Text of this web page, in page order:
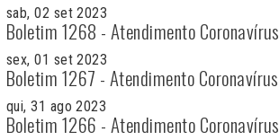
sab, 02 set 2023
Boletim 1268 - Atendimento Coronavírus
sex, 01 set 2023
Boletim 1267 - Atendimento Coronavírus
qui, 31 ago 2023
Boletim 1266 - Atendimento Coronavírus